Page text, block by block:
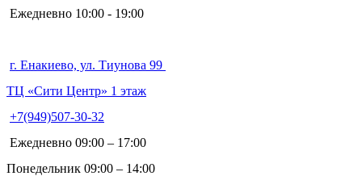
Ежедневно 10:00 - 19:00
г. Енакиево, ул. Тиунова 99
ТЦ «Сити Центр» 1 этаж
+7(949)507-30-32
Ежедневно 09:00 – 17:00
Понедельник 09:00 – 14:00